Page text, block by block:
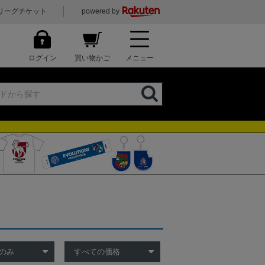
ーグチケット powered by
ログイン 買い物かご メニュー